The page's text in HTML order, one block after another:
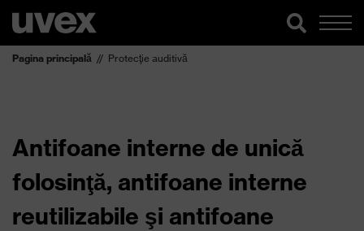
Pagina principală Protecţie auditivă
Antifoane interne de unică
folosinţă, antifoane interne
reutilizabile şi antifoane